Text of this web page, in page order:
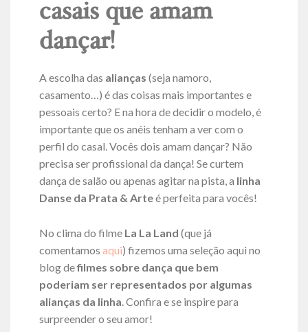
casais que amam
dançar!
A escolha das alianças (seja namoro,
casamento…) é das coisas mais importantes e
pessoais certo? E na hora de decidir o modelo, é
importante que os anéis tenham a ver com o
perfil do casal. Vocês dois amam dançar? Não
precisa ser profissional da dança! Se curtem
dança de salão ou apenas agitar na pista, a linha
Danse da Prata & Arteé perfeita para vocês!
No clima do filme La La Land (que já
comentamos aqui) fizemos uma seleção aqui no
blog defilmes sobre dança que bem
poderiam ser representados por algumas
alianças da linha. Confira e se inspire para
surpreender o seu amor!